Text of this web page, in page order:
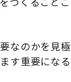
なのかを見
重要にな